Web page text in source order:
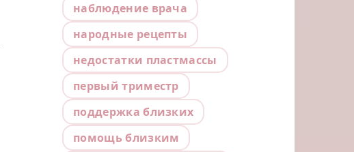
наблюдение врача
народные рецепты
недостатки пластмассы
первый триместр
поддержка близких
помощь близким